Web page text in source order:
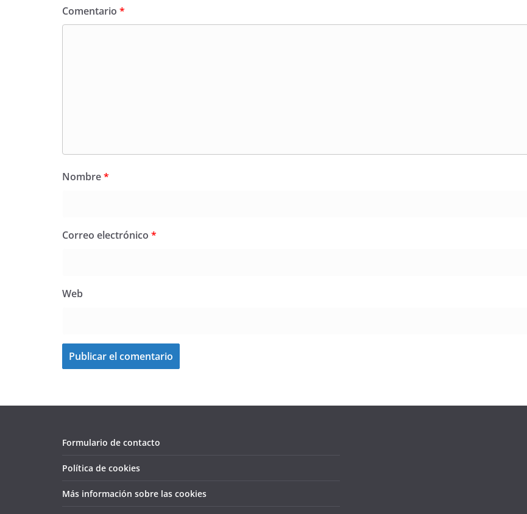
Comentario *
Nombre*
Correo electrónico *
Web
Formulario de contacto
Política de cookies
Más información sobre las cookies